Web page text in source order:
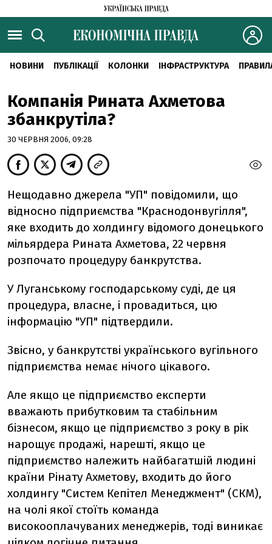
НОВИНИ ПУБЛІКАЦІЇ КОЛОНКИ ІНФРАСТРУКТУРА
Компанія Рината Ахметова
збанкрутіла?
30 ЧЕРВНЯ 2006, 09:28
Нещодавно джерела "УП" повідомили, що
відносно підприємства "Краснодонвугілля",
яке входить до холдингу відомого донецького
мільярдера Рината Ахметова, 22 червня
розпочато процедуру банкрутства.
У Луганському господарському суді, де ця
процедура, власне, і провадиться, цю
інформацію "УП" підтвердили.
Звісно, у банкрутстві українського вугільного
підприємства немає нічого цікавого.
Але якщо це підприємство експерти
вважають прибутковим та стабільним
бізнесом, якщо це підприємство з року в рік
нарощує продажі, нарешті, якщо це
підприємство належить найбагатшій людині
країни Рінату Ахметову, входить до його
холдингу "Систем Кепітел Менеджмент" (СКМ),
на чолі якої стоїть команда
високооплачуваних менеджерів, тоді виникає